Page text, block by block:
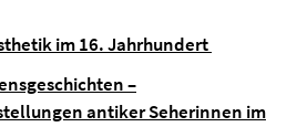
im 16. Jahrhundert
–
antiker Seherinnen im